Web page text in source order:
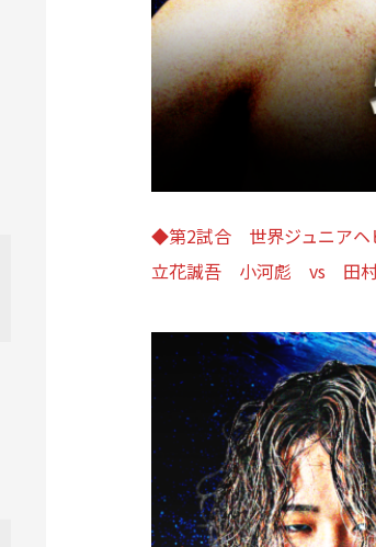
◆第2試合 世界ジュニアヘ
立花誠吾 小河彪 vs 田